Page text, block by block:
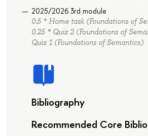
2025/2026 3rd module
0.5 * Home task (Foundations of
0.25 * Quiz 2 (Foundations of
Quiz 1 (Foundations of Semantics)
Bibliography
Recommended Core